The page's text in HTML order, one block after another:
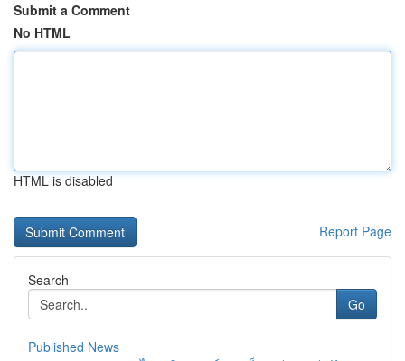
Submit a Comment
No HTML
HTML is disabled
Report Page
Search
Go
Published News